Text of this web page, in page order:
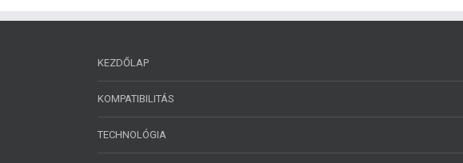
KEZDŐLAP
KOMPATIBILITÁS
TECHNOLÓGIA